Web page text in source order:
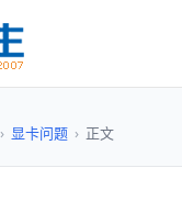
› 显卡问题 › 正文